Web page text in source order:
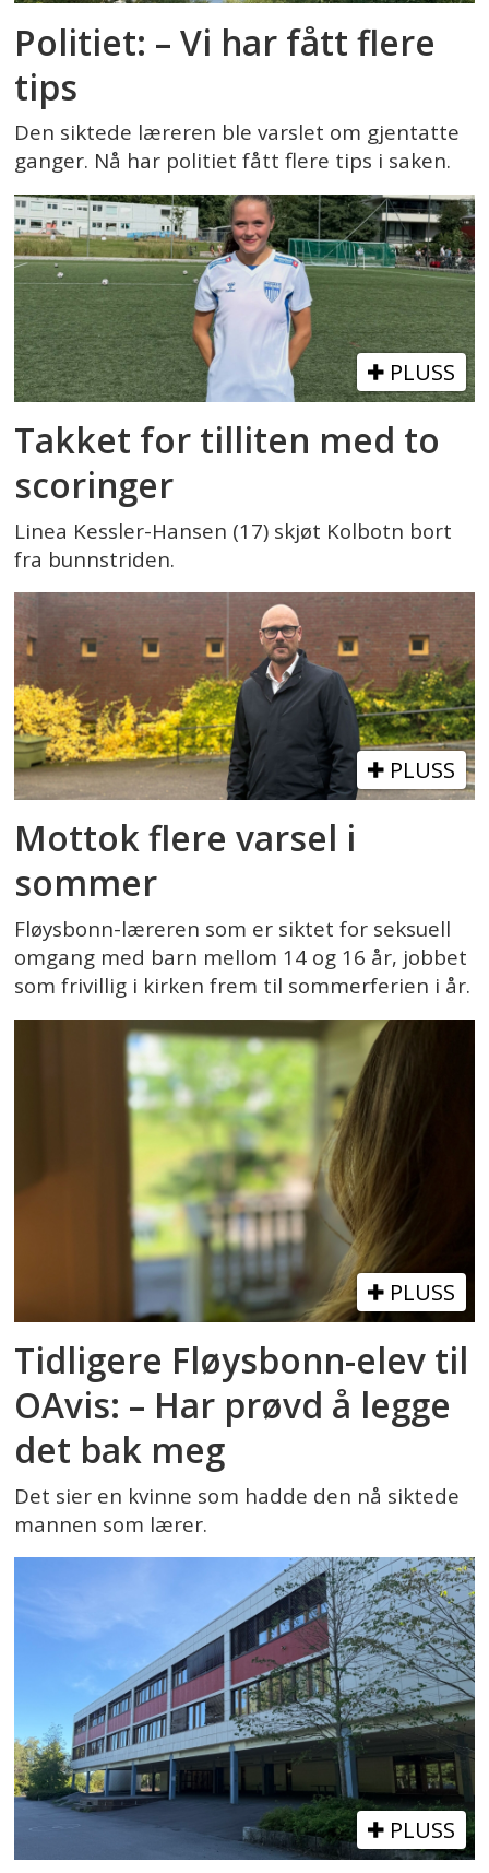
Politiet: – Vi har fått flere
tips
Den siktede læreren ble varslet om gjentatte
ganger. Nå har politiet fått flere tips i saken.
PLUSS
Takket for tilliten med to
scoringer
Linea Kessler-Hansen (17) skjøt Kolbotn bort
fra bunnstriden.
PLUSS
Mottok flere varsel i
sommer
Fløysbonn-læreren som er siktet for seksuell
omgang med barn mellom 14 og 16 år, jobbet
som frivillig i kirken frem til sommerferien i år.
PLUSS
Tidligere Fløysbonn-elev til
OAvis: – Har prøvd å legge
det bak meg
Det sier en kvinne som hadde den nå siktede
mannen som lærer.
PLUSS